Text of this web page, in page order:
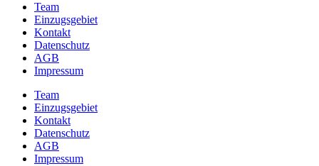
Team
Einzugsgebiet
Kontakt
Datenschutz
AGB
Impressum
Team
Einzugsgebiet
Kontakt
Datenschutz
AGB
Impressum